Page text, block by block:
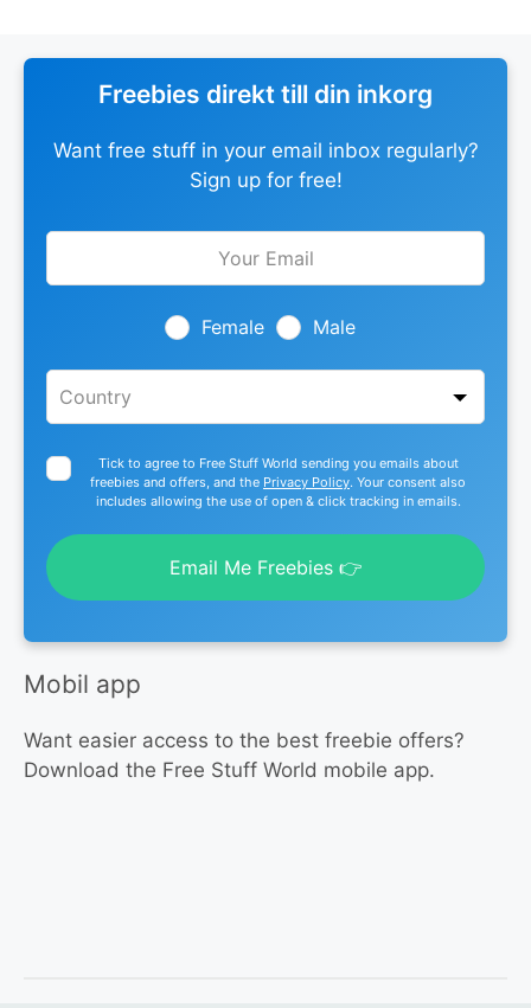
Freebies direkt till din inkorg
Want free stuff in your email inbox regularly?
Sign up for free!
Leave
Female Male
Tick to agree to Free Stuff World sending you emails about
freebies and offers, and the Privacy Policy. Your consent also
includes allowing the use of open & click tracking in emails.
Email Me Freebies 👉
Mobil app
Want easier access to the best freebie offers?
Download the Free Stuff World mobile app.